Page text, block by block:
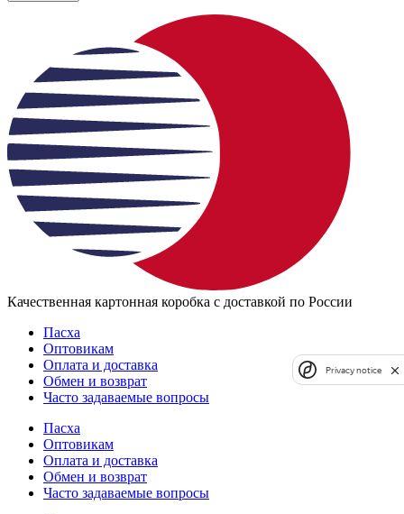
Качественная картонная коробка с доставкой по России
Пасха
Оптовикам
Оплата и доставка
Обмен и возврат
Часто задаваемые вопросы
Пасха
Оптовикам
Оплата и доставка
Обмен и возврат
Часто задаваемые вопросы
Privacy notice